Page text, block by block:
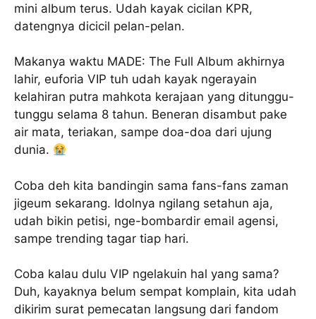
mini album terus. Udah kayak cicilan KPR,
datengnya dicicil pelan-pelan.
Makanya waktu MADE: The Full Album akhirnya
lahir, euforia VIP tuh udah kayak ngerayain
kelahiran putra mahkota kerajaan yang ditunggu-
tunggu selama 8 tahun. Beneran disambut pake
air mata, teriakan, sampe doa-doa dari ujung
dunia.
Coba deh kita bandingin sama fans-fans zaman
jigeum sekarang. Idolnya ngilang setahun aja,
udah bikin petisi, nge-bombardir email agensi,
sampe trending tagar tiap hari.
Coba kalau dulu VIP ngelakuin hal yang sama?
Duh, kayaknya belum sempat komplain, kita udah
dikirim surat pemecatan langsung dari fandom